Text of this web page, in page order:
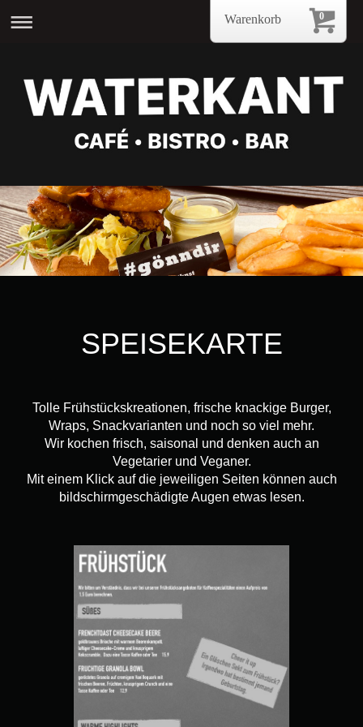
SPEISEKARTE
Tolle Frühstückskreationen, frische knackige Burger,
Wraps, Snackvarianten und noch so viel mehr.
Wir kochen frisch, saisonal und denken auch an
Vegetarier und Veganer.
Mit einem Klick auf die jeweiligen Seiten können auch
bildschirmgeschädigte Augen etwas lesen.
0
Warenkorb